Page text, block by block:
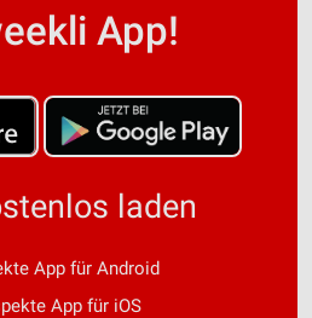
App!
laden
App für Android
App für iOS